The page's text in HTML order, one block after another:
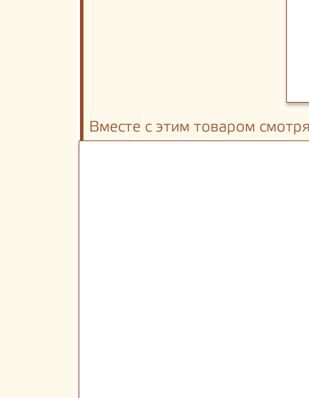
Вместе с этим товаром